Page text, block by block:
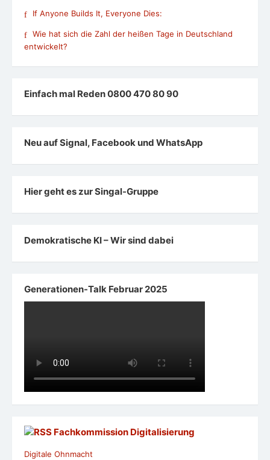
If Anyone Builds It, Everyone Dies:
Wie hat sich die Zahl der heißen Tage in Deutschland
entwickelt?
Einfach mal Reden 0800 470 80 90
Neu auf Signal, Facebook und WhatsApp
Hier geht es zur Singal-Gruppe
Demokratische KI – Wir sind dabei
Generationen-Talk Februar 2025
Fachkommission Digitalisierung
Digitale Ohnmacht